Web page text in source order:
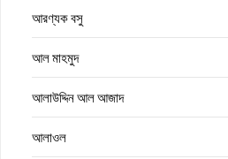
আরণ্যক বসু
আল মাহমুদ
আলাউদ্দিন আল আজাদ
আলাওল